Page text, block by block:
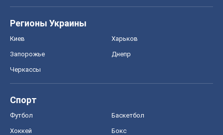
Регионы Украины
Киев Харьков
Запорожье Днепр
Черкассы
Спорт
Футбол Баскетбол
Хоккей Бокс